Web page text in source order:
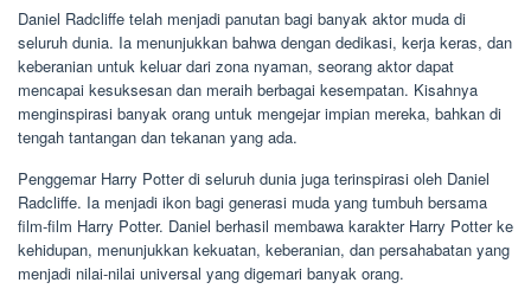
Daniel Radcliffe telah menjadi panutan bagi banyak aktor muda di
seluruh dunia. Ia menunjukkan bahwa dengan dedikasi, kerja keras, dan
keberanian untuk keluar dari zona nyaman, seorang aktor dapat
mencapai kesuksesan dan meraih berbagai kesempatan. Kisahnya
menginspirasi banyak orang untuk mengejar impian mereka, bahkan di
tengah tantangan dan tekanan yang ada.
Penggemar Harry Potter di seluruh dunia juga terinspirasi oleh Daniel
Radcliffe. Ia menjadi ikon bagi generasi muda yang tumbuh bersama
film-film Harry Potter. Daniel berhasil membawa karakter Harry Potter ke
kehidupan, menunjukkan kekuatan, keberanian, dan persahabatan yang
menjadi nilai-nilai universal yang digemari banyak orang.